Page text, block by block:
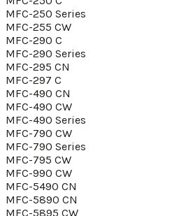
MFC-250 Series
MFC-255 CW
MFC-290 C
MFC-290 Series
MFC-295 CN
MFC-297 C
MFC-490 CN
MFC-490 CW
MFC-490 Series
MFC-790 CW
MFC-790 Series
MFC-795 CW
MFC-990 CW
MFC-5490 CN
MFC-5890 CN
MFC-5895 CW